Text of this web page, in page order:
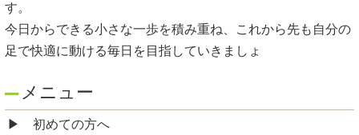
す。
今日からできる小さな一歩を積み重ね、これから先も自分の
足で快適に動ける毎日を目指していきましょ
メニュー
初めての方へ